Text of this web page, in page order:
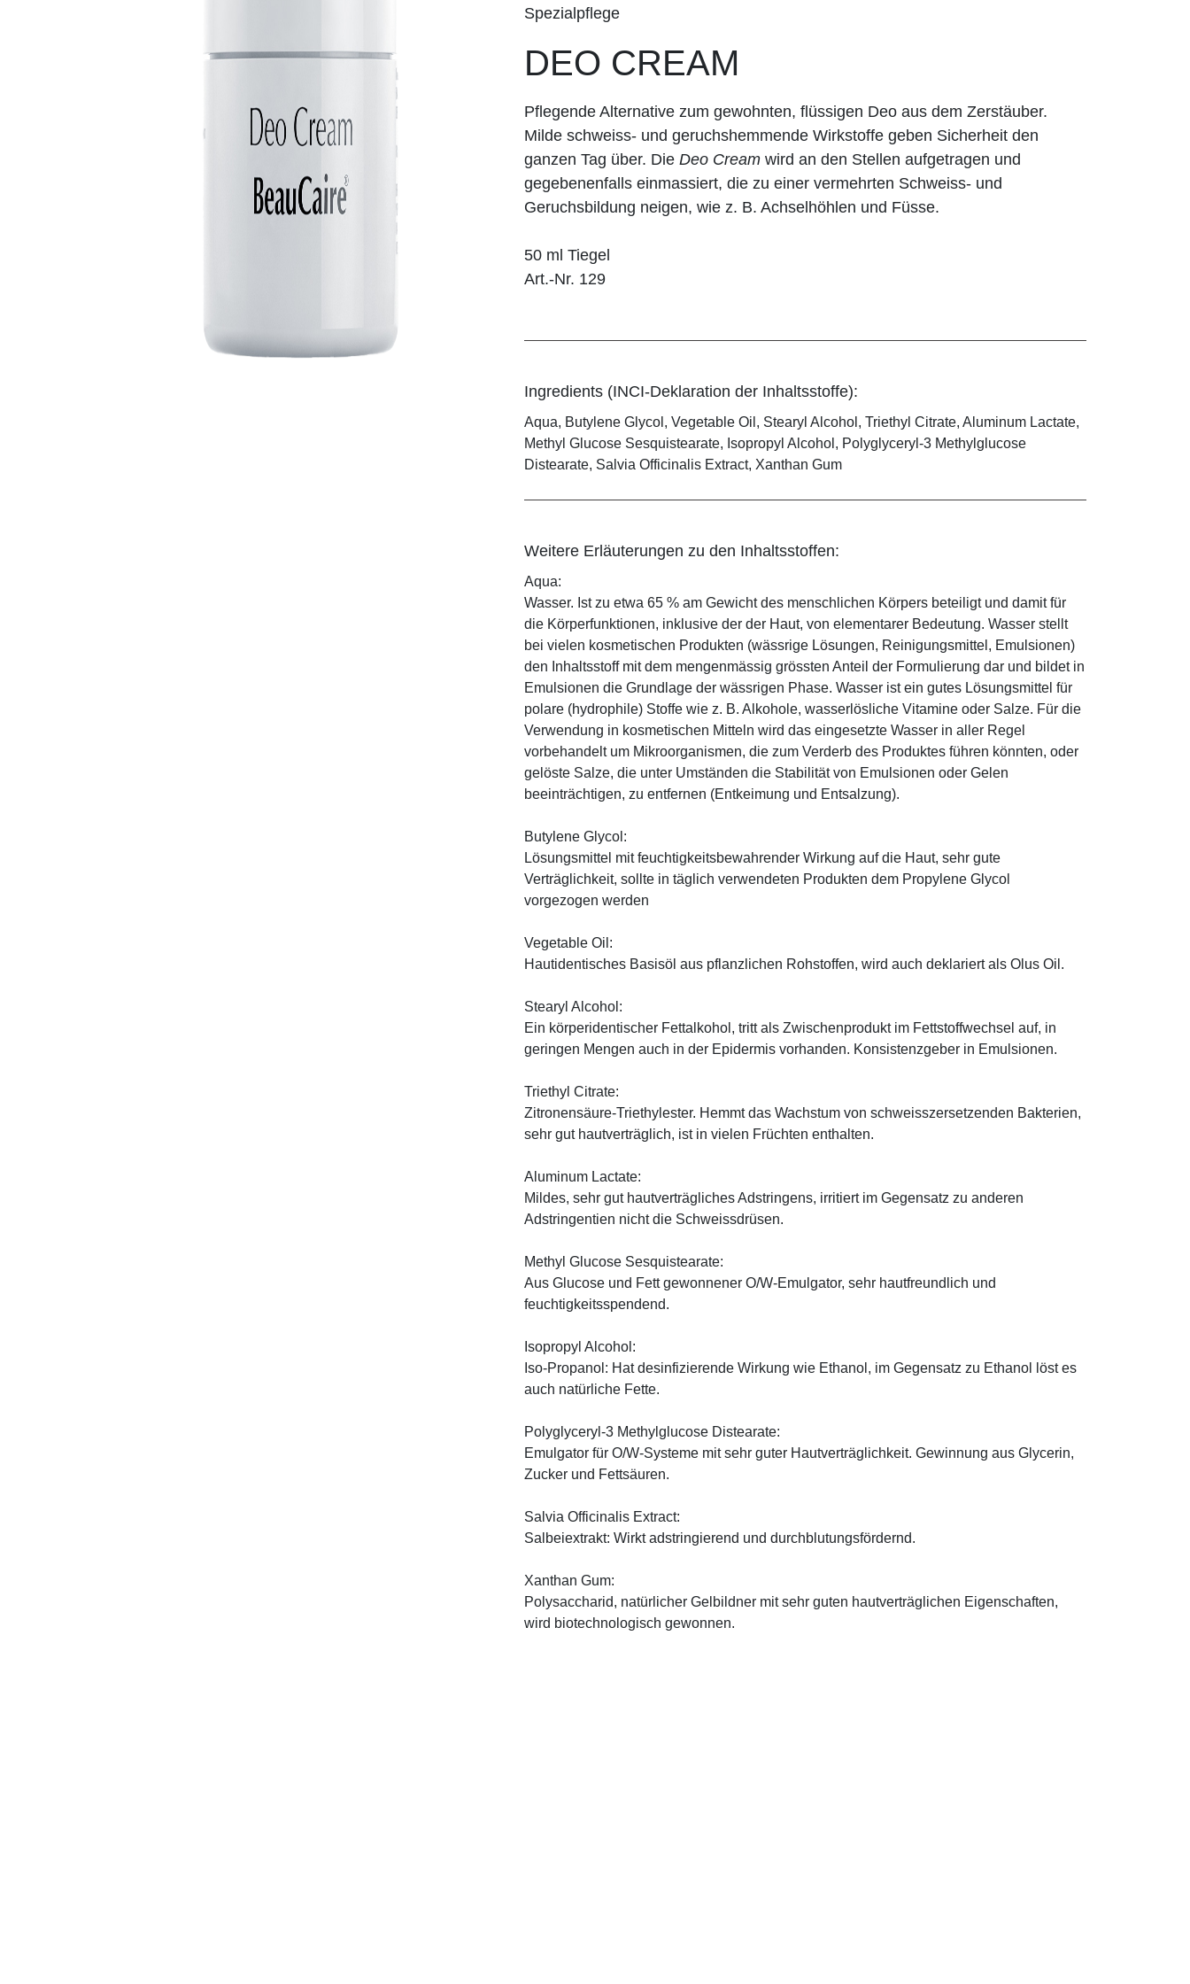
Spezialpflege
DEO CREAM
Pflegende Alternative zum gewohnten, flüssigen Deo aus dem Zerstäuber.
Milde schweiss- und geruchshemmende Wirkstoffe geben Sicherheit den
ganzen Tag über. Die Deo Cream wird an den Stellen aufgetragen und
gegebenenfalls einmassiert, die zu einer vermehrten Schweiss- und
Geruchsbildung neigen, wie z. B. Achselhöhlen und Füsse.
50 ml Tiegel
Art.-Nr. 129
Ingredients (INCI-Deklaration der Inhaltsstoffe):
Aqua, Butylene Glycol, Vegetable Oil, Stearyl Alcohol, Triethyl Citrate, Aluminum Lactate,
Methyl Glucose Sesquistearate, Isopropyl Alcohol, Polyglyceryl-3 Methylglucose
Distearate, Salvia Officinalis Extract, Xanthan Gum
Weitere Erläuterungen zu den Inhaltsstoffen:
Aqua:
Wasser. Ist zu etwa 65 % am Gewicht des menschlichen Körpers beteiligt und damit für
die Körperfunktionen, inklusive der der Haut, von elementarer Bedeutung. Wasser stellt
bei vielen kosmetischen Produkten (wässrige Lösungen, Reinigungsmittel, Emulsionen)
den Inhaltsstoff mit dem mengenmässig grössten Anteil der Formulierung dar und bildet in
Emulsionen die Grundlage der wässrigen Phase. Wasser ist ein gutes Lösungsmittel für
polare (hydrophile) Stoffe wie z. B. Alkohole, wasserlösliche Vitamine oder Salze. Für die
Verwendung in kosmetischen Mitteln wird das eingesetzte Wasser in aller Regel
vorbehandelt um Mikroorganismen, die zum Verderb des Produktes führen könnten, oder
gelöste Salze, die unter Umständen die Stabilität von Emulsionen oder Gelen
beeinträchtigen, zu entfernen (Entkeimung und Entsalzung).
Butylene Glycol:
Lösungsmittel mit feuchtigkeitsbewahrender Wirkung auf die Haut, sehr gute
Verträglichkeit, sollte in täglich verwendeten Produkten dem Propylene Glycol
vorgezogen werden
Vegetable Oil:
Hautidentisches Basisöl aus pflanzlichen Rohstoffen, wird auch deklariert als Olus Oil.
Stearyl Alcohol:
Ein körperidentischer Fettalkohol, tritt als Zwischenprodukt im Fettstoffwechsel auf, in
geringen Mengen auch in der Epidermis vorhanden. Konsistenzgeber in Emulsionen.
Triethyl Citrate:
Zitronensäure-Triethylester. Hemmt das Wachstum von schweisszersetzenden Bakterien,
sehr gut hautverträglich, ist in vielen Früchten enthalten.
Aluminum Lactate:
Mildes, sehr gut hautverträgliches Adstringens, irritiert im Gegensatz zu anderen
Adstringentien nicht die Schweissdrüsen.
Methyl Glucose Sesquistearate:
Aus Glucose und Fett gewonnener O/W-Emulgator, sehr hautfreundlich und
feuchtigkeitsspendend.
Isopropyl Alcohol:
Iso-Propanol: Hat desinfizierende Wirkung wie Ethanol, im Gegensatz zu Ethanol löst es
auch natürliche Fette.
Polyglyceryl-3 Methylglucose Distearate:
Emulgator für O/W-Systeme mit sehr guter Hautverträglichkeit. Gewinnung aus Glycerin,
Zucker und Fettsäuren.
Salvia Officinalis Extract:
Salbeiextrakt: Wirkt adstringierend und durchblutungsfördernd.
Xanthan Gum:
Polysaccharid, natürlicher Gelbildner mit sehr guten hautverträglichen Eigenschaften,
wird biotechnologisch gewonnen.